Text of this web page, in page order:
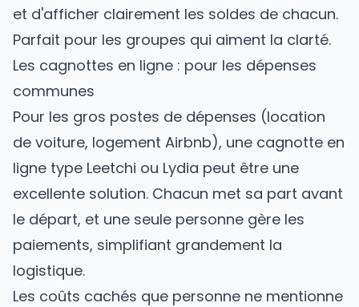
et d'afficher clairement les soldes de chacun.
Parfait pour les groupes qui aiment la clarté.
Les cagnottes en ligne : pour les dépenses
communes
Pour les gros postes de dépenses (location
de voiture, logement Airbnb), une cagnotte en
ligne type Leetchi ou Lydia peut être une
excellente solution. Chacun met sa part avant
le départ, et une seule personne gère les
paiements, simplifiant grandement la
logistique.
Les coûts cachés que personne ne mentionne